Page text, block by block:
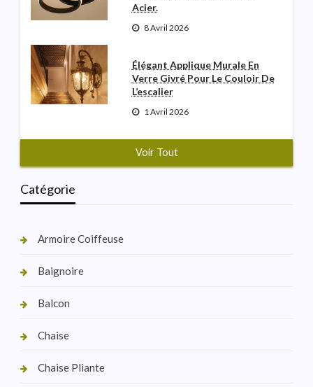
Acier.
8 Avril 2026
Élégant Applique Murale En
Verre Givré Pour Le Couloir De
L’escalier
1 Avril 2026
Voir Tout
Catégorie
Armoire Coiffeuse
Baignoire
Balcon
Chaise
Chaise Pliante